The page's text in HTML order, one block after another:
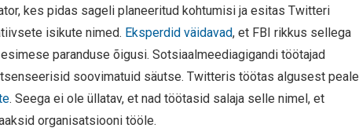
kes pidas sageli planeeritud kohtumisi ja esitas Twitteri
isikute nimed. Eksperdid väidavad, et FBI rikkus sellega
paranduse õigusi. Sotsiaalmeediagigandi töötajad
soovimatuid säutse. Twitteris töötas algusest peale
. Seega ei ole üllatav, et nad töötasid salaja selle nimel, et
organisatsiooni tööle.